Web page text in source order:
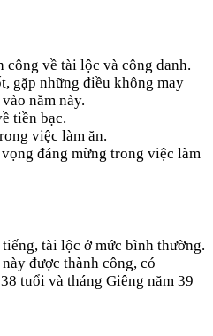
công về tài lộc và công danh.
gặp những điều không may
năm này.
tiền bạc.
việc làm ăn.
đáng mừng trong việc làm
tài lộc ở mức bình thường.
được thành công, có
tuổi và tháng Giêng năm 39